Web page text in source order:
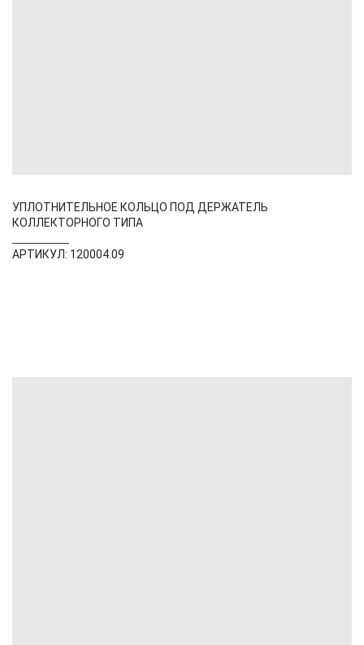
УПЛОТНИТЕЛЬНОЕ КОЛЬЦО ПОД ДЕРЖАТЕЛЬ
КОЛЛЕКТОРНОГО ТИПА
АРТИКУЛ: 120004.09